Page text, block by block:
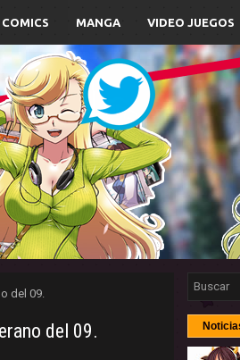
COMICS MANGA VIDEO JUEGOS
del 09.
del 09.